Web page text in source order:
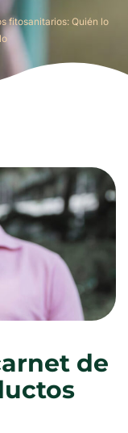
fitosanitarios: Quién lo
de